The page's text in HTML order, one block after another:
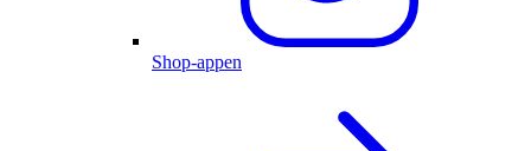
Shop-appen